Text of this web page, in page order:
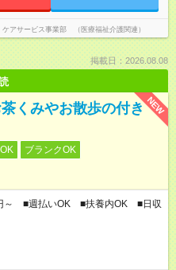
アサービス事業部 （医療福祉介護関連）
掲載日：2026.08.08
NEW
くみやお散歩の付き
ブランクOK
～ ■週払いOK ■扶養内OK ■日収